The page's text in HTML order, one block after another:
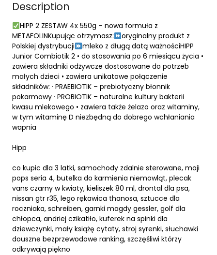
Description
HIPP 2 ZESTAW 4x 550g – nowa formuła z
METAFOLINKupując otrzymasz:
oryginalny produkt z
Polskiej dystrybucji
mleko z długą datą ważnościHIPP
Junior Combiotik 2 • do stosowania po 6 miesiącu życia •
zawiera składniki odżywcze dostosowane do potrzeb
małych dzieci • zawiera unikatowe połączenie
składników: · PRAEBIOTIK – prebiotyczny błonnik
pokarmowy · PROBIOTIK – naturalne kultury bakterii
kwasu mlekowego • zawiera także żelazo oraz witaminy,
w tym witaminę D niezbędną do dobrego wchłaniania
wapnia
Hipp
co kupic dla 3 latki, samochody zdalnie sterowane, moji
pops seria 4, butelka do karmienia niemowląt, plecak
vans czarny w kwiaty, kieliszek 80 ml, drontal dla psa,
nissan gtr r35, lego rękawica thanosa, sztucce dla
roczniaka, schreiben, garnki magdy gessler, golf dla
chłopca, andriej czikatiło, kuferek na spinki dla
dziewczynki, mały książę cytaty, stroj syrenki, słuchawki
douszne bezprzewodowe ranking, szczęśliwi którzy
odkrywają piękno